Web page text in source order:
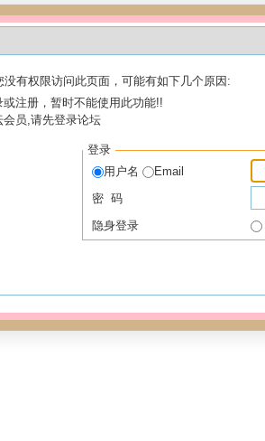
没有权限访问此页面，可能有如下几个原因:
注册，暂时不能使用此功能!!
会员,请先登录论坛
登录
用户名
Email
密 码
隐身登录